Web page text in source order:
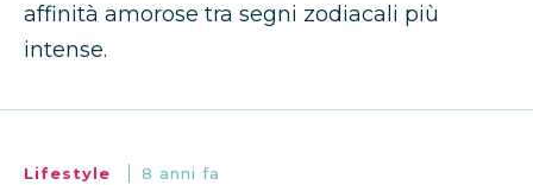
affinità amorose tra segni zodiacali più
intense.
Lifestyle 8 anni fa